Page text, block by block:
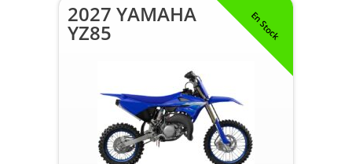
En Stock
2027 YAMAHA
YZ85